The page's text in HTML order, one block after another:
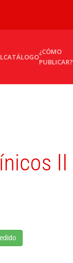
CATÁLOGO
¿CÓMO
PUBLICAR?
II